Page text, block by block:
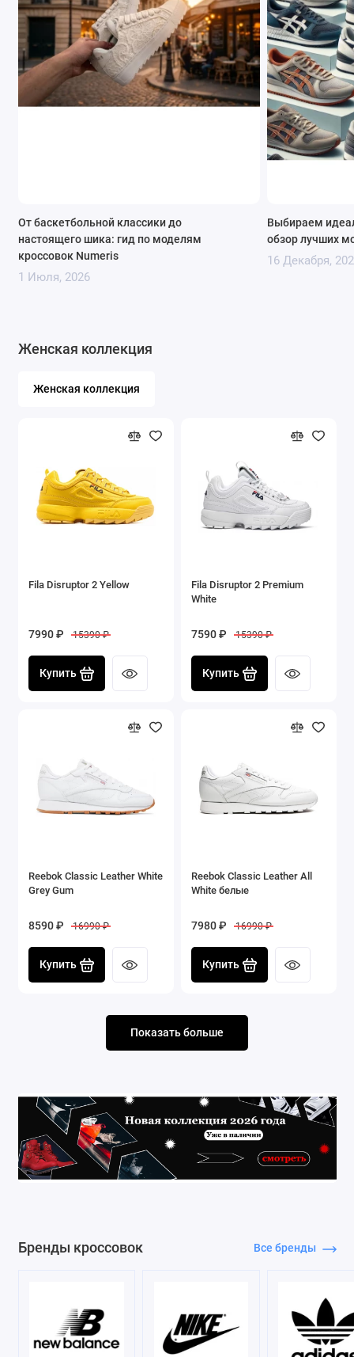
От баскетбольной классики до
настоящего шика: гид по моделям
кроссовок Numeris
1 Июля, 2026
Выбираем
обзор лучших
16 Декабря,
Женская коллекция
Женская коллекция
Fila Disruptor 2 Yellow
7990 ₽ 15390 ₽
Купить
Fila Disruptor 2 Premium
White
7590 ₽ 15390 ₽
Купить
Reebok Classic Leather White
Grey Gum
8590 ₽ 16990 ₽
Купить
Reebok Classic Leather All
White белые
7980 ₽ 16990 ₽
Купить
Показать больше
Бренды кроссовок Все бренды